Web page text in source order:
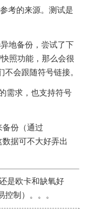
考的来源。测试是
地备份，尝试了下
照功能，那么会很
会跟随符号链接。
需求，也支持符号
份（通过
据可不大好弄出
是欧卡和缺氧好
制）。。。